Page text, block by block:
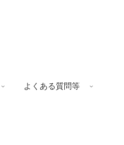
よくある質問等